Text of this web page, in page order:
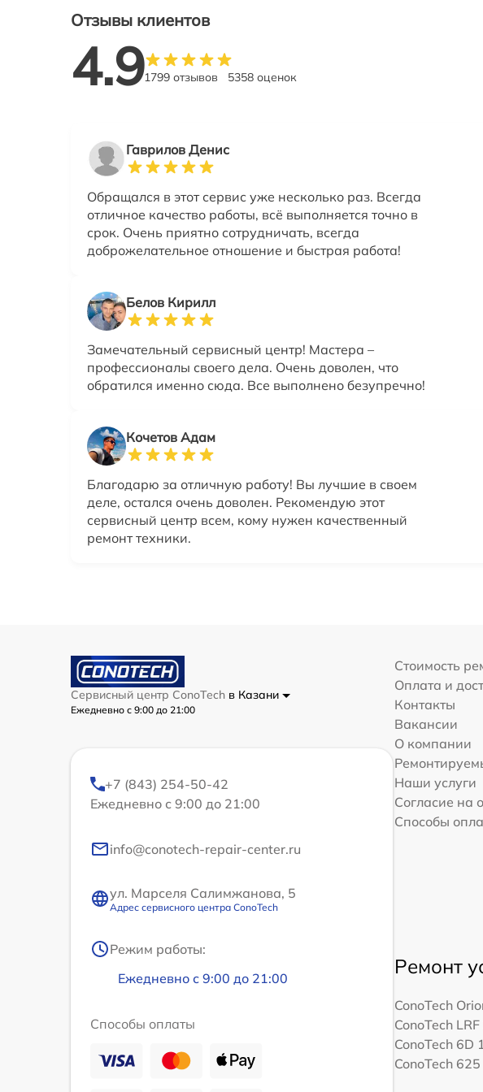
Отзывы клиентов
4.91799 отзывов 5358 оценок
Гаврилов Денис
Обращался в этот сервис уже несколько раз. Всегда
отличное качество работы, всё выполняется точно в
срок. Очень приятно сотрудничать, всегда
доброжелательное отношение и быстрая работа!
Белов Кирилл
Замечательный сервисный центр! Мастера –
профессионалы своего дела. Очень доволен, что
обратился именно сюда. Все выполнено безупречно!
Кочетов Адам
Благодарю за отличную работу! Вы лучшие в своем
деле, остался очень доволен. Рекомендую этот
сервисный центр всем, кому нужен качественный
ремонт техники.
Сервисный центр ConoTech в Казани
Ежедневно с 9:00 до 21:00
+7 (843) 254-50-42
Ежедневно с 9:00 до 21:00
info@conotech-repair-center.ru
ул. Марселя Салимжанова, 5
Адрес сервисного центра ConoTech
Режим работы:
Ежедневно с 9:00 до 21:00
Способы оплаты
Стоимость
Оплата и
Контакты
Вакансии
О компании
Наши услуги
Согласие на
Способы
Ремонт
ConoTech
ConoTech
ConoTech 6D
ConoTech 625